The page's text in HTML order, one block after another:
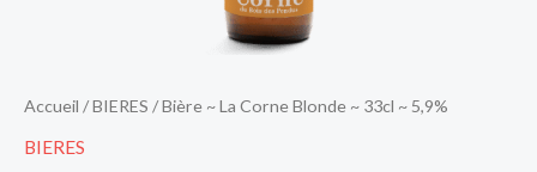
Accueil /BIERES / Bière ~ La Corne Blonde ~ 33cl ~ 5,9%
BIERES